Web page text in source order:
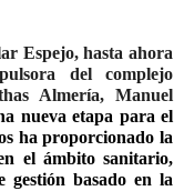
Espejo, hasta ahora
del complejo
Almería, Manuel
nueva etapa para el
ha proporcionado la
el ámbito sanitario,
gestión basado en la